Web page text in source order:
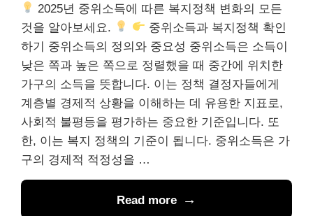
2025년 중위소득에 따른 복지정책 변화의 모든
것을 알아보세요.
중위소득과 복지정책 확인
하기 중위소득의 정의와 중요성 중위소득은 소득이
낮은 쪽과 높은 쪽으로 정렬했을 때 중간에 위치한
가구의 소득을 뜻합니다. 이는 정책 결정자들에게
계층별 경제적 상황을 이해하는 데 유용한 지표로,
사회적 불평등을 평가하는 중요한 기준입니다. 또
한, 이는 복지 정책의 기준이 됩니다. 중위소득은 가
구의 경제적 적정성을 …
Read more